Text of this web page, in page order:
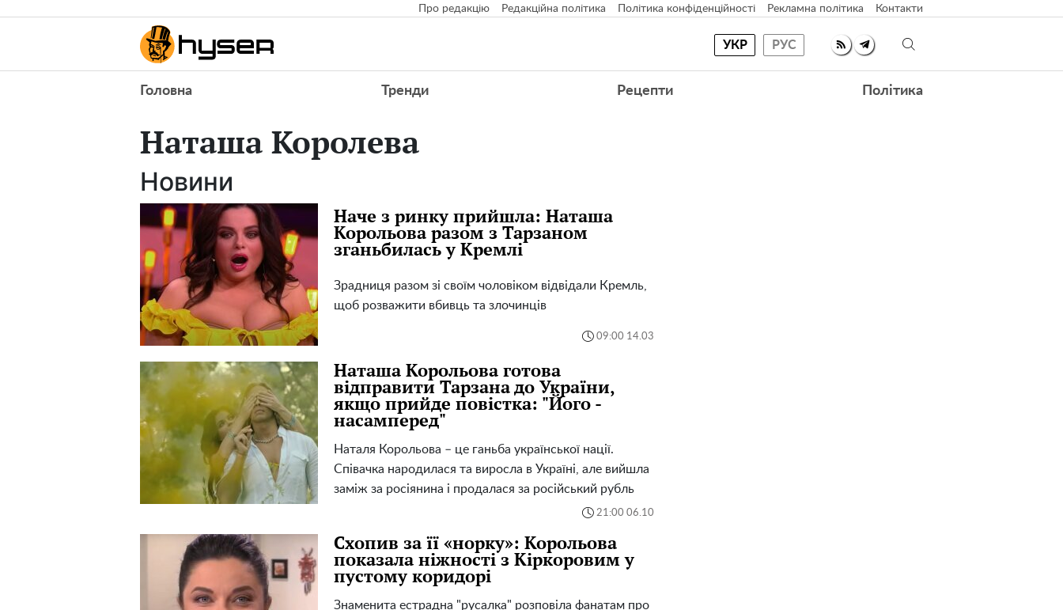
Про редакцію Редакційна політика Політика конфіденційності Рекламна політика Контакти
УКР РУС
Головна Тренди Рецепти Політика
Наташа Королева
Новини
Наче з ринку прийшла: Наташа
Корольова разом з Тарзаном
зганьбилась у Кремлі
Зрадниця разом зі своїм чоловіком відвідали Кремль,
щоб розважити вбивць та злочинців
09:00 14.03
Наташа Корольова готова
відправити Тарзана до України,
якщо прийде повістка: "Його -
насамперед"
Наталя Корольова – це ганьба української нації.
Співачка народилася та виросла в Україні, але вийшла
заміж за росіянина і продалася за російський рубль
21:00 06.10
Схопив за її «норку»: Корольова
показала ніжності з Кіркоровим у
пустому коридорі
Знаменита естрадна "русалка" розповіла фанатам про